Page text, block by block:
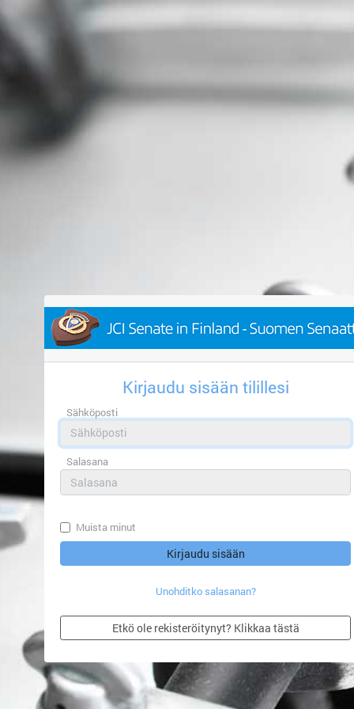
Kirjaudu sisään tilillesi
Sähköposti
Salasana
Muista minut
Unohditko salasanan?
Etkö ole rekisteröitynyt? Klikkaa tästä